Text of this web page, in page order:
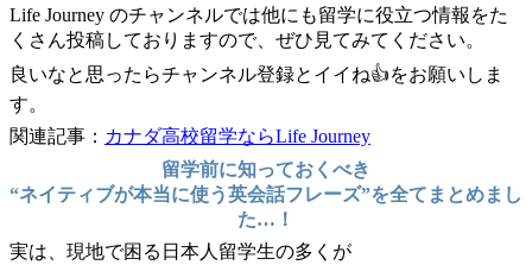
Life Journey のチャンネルでは他にも留学に役立つ情報をた
くさん投稿しておりますので、ぜひ見てみてください。
良いなと思ったらチャンネル登録とイイね👍をお願いしま
す。
関連記事： カナダ高校留学ならLife Journey
留学前に知っておくべき
“ネイティブが本当に使う英会話フレーズ”を全てまとめまし
た…！
実は、現地で困る日本人留学生の多くが